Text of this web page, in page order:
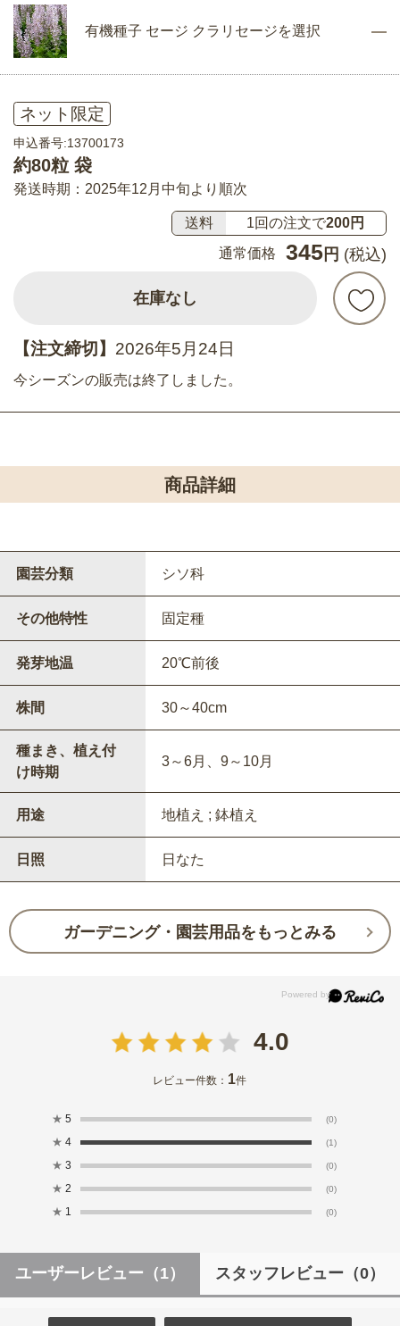
有機種子 セージ クラリセージを選択
ネット限定
申込番号:13700173
約80粒 袋
発送時期：2025年12月中旬より順次
送料 1回の注文で200円
通常価格
345 円 (税込)
在庫なし
【注文締切】 2026年5月24日
今シーズンの販売は終了しました。
商品詳細
園芸分類 シソ科
その他特性 固定種
発芽地温 20℃前後
株間 30～40cm
種まき、植え付
け時期
3～6月、9～10月
用途 地植え ; 鉢植え
日照 日なた
ガーデニング・園芸用品をもっとみる
4.0
レビュー件数： 1件
★ 5 (0)
★ 4 (1)
★ 3 (0)
★ 2 (0)
★ 1 (0)
ユーザーレビュー （1） スタッフレビュー （0）